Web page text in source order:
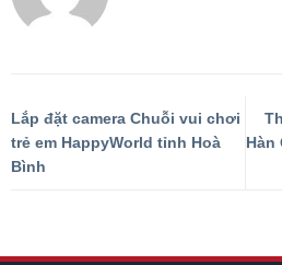
Lắp đặt camera Chuỗi vui chơi
trẻ em HappyWorld tỉnh Hoà
Bình
Hàn